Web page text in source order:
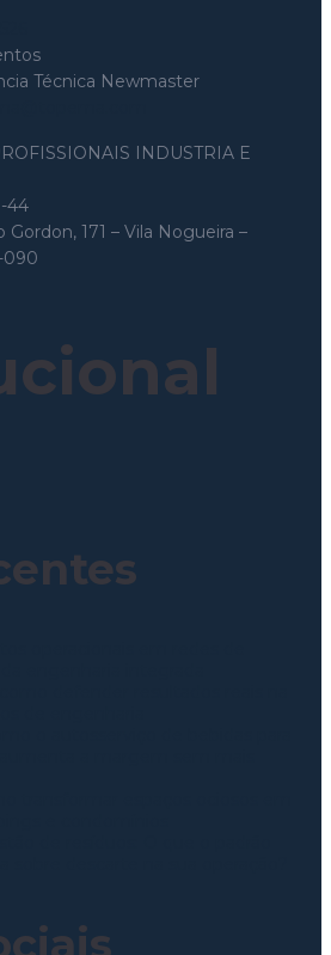
Técnica Newmaster
INDUSTRIA E
44
171 – Vila Nogueira –
090